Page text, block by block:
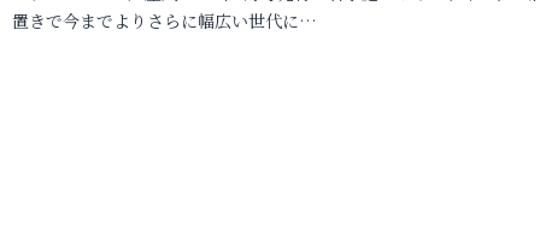
置きで今までよりさらに幅広い世代に…